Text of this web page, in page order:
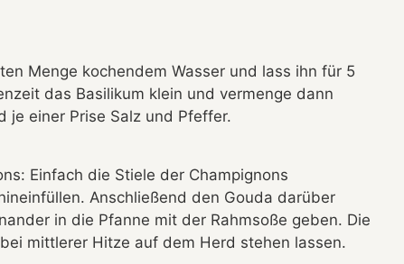
Menge kochendem Wasser und lass ihn für 5
das Basilikum klein und vermenge dann
je einer Prise Salz und Pfeffer.
Einfach die Stiele der Champignons
Anschließend den Gouda darüber
in die Pfanne mit der Rahmsoße geben. Die
mittlerer Hitze auf dem Herd stehen lassen.